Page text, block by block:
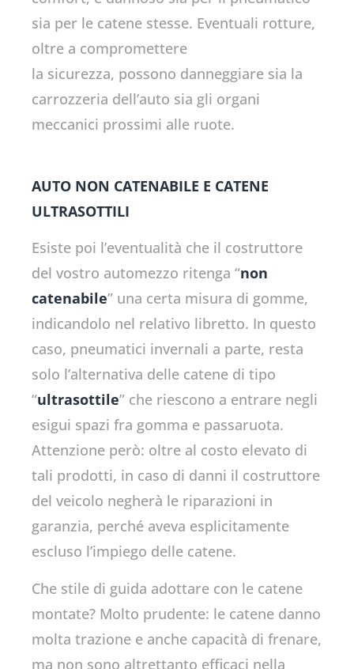
sia per le catene stesse. Eventuali rotture,
oltre a compromettere
la sicurezza, possono danneggiare sia la
carrozzeria dell’auto sia gli organi
meccanici prossimi alle ruote.
AUTO NON CATENABILE E CATENE
ULTRASOTTILI
Esiste poi l’eventualità che il costruttore
del vostro automezzo ritenga “non
catenabile” una certa misura di gomme,
indicandolo nel relativo libretto. In questo
caso, pneumatici invernali a parte, resta
solo l’alternativa delle catene di tipo
“ultrasottile” che riescono a entrare negli
esigui spazi fra gomma e passaruota.
Attenzione però: oltre al costo elevato di
tali prodotti, in caso di danni il costruttore
del veicolo negherà le riparazioni in
garanzia, perché aveva esplicitamente
escluso l’impiego delle catene.
Che stile di guida adottare con le catene
montate? Molto prudente: le catene danno
molta trazione e anche capacità di frenare,
ma non sono altrettanto efficaci nella